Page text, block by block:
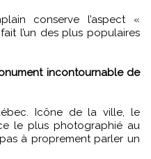
conserve l’aspect «
l’un des plus populaires
incontournable de
Icône de la ville, le
le plus photographié au
à proprement parler un